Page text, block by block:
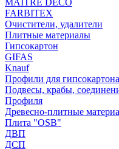
MAITRE DECO
FARBITEX
Очистители, удалители
Плитные материалы
Гипсокартон
GIFAS
Knauf
Профили для гипсокартона
Подвесы, крабы,
Профиля
Древесно-плитные
Плита "OSB"
ДВП
ДСП